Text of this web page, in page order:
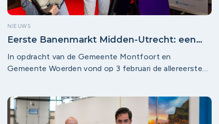
NIEUWS
Eerste Banenmarkt Midden-Utrecht: een
In opdracht van de Gemeente Montfoort en
Gemeente Woerden vond op 3 februari de allereerste
vacatures van Montfoort Werkt en Woerden Werkt was
het evenement een schot in de roos.